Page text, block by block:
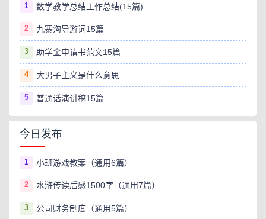
1 数学教学总结工作总结(15篇)
2 九寨沟导游词15篇
3 助学金申请书范文15篇
4 大男子主义是什么意思
5 普通话演讲稿15篇
今日发布
1 小班游戏教案（通用6篇）
2 水浒传读后感1500字（通用7篇）
3 公司财务制度（通用5篇）